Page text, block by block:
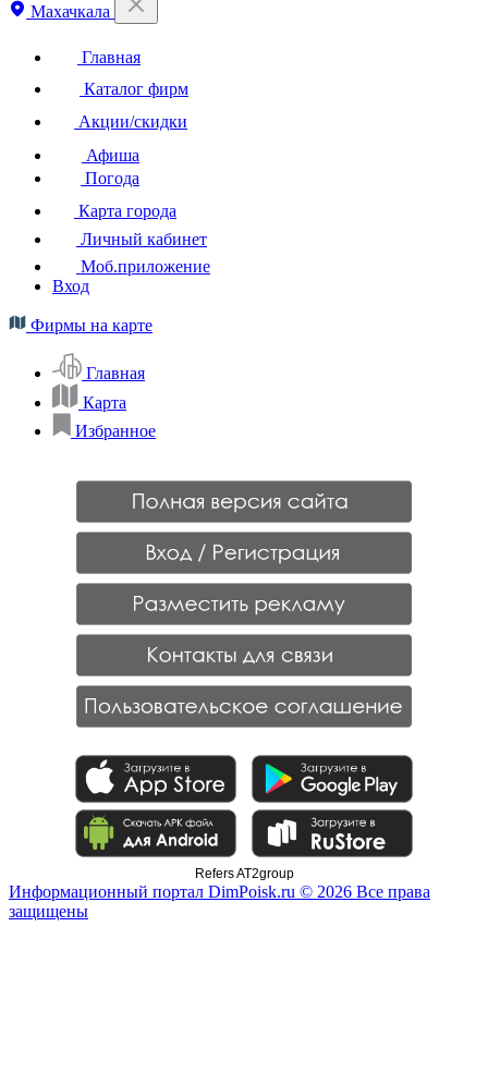
Махачкала
Главная
Каталог фирм
Акции/скидки
Афиша
Погода
Карта города
Личный кабинет
Моб.приложение
Вход
Фирмы на карте
Главная
Карта
Избранное
Refers AT2group
Информационный портал DimPoisk.ru © 2026 Все права
защищены